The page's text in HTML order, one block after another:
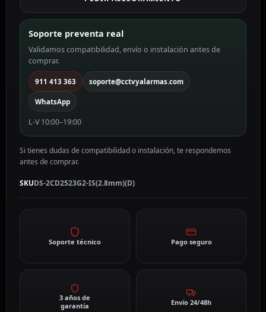
blanco
2
MP,
2.8
mm,
WiFi,
PoE
DS-
2CD2523G2-
IS(2.8mm)
cantidad
Soporte preventa real
Validamos compatibilidad, envío o instalación antes de
comprar.
911 413 363 soporte@cctvyalarmas.com
WhatsApp
L-V 10:00–19:00
Si tienes dudas de compatibilidad o instalación, te respondemos
antes de comprar.
SKUDS-2CD2523G2-IS(2.8mm)(D)
Soporte técnico Pago seguro
3 años de
garantía
Envío 24/48h